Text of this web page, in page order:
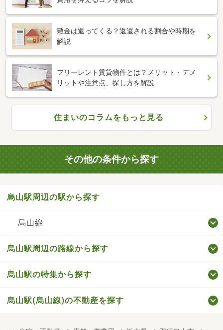
敷金は返ってくる？返還される割合や時期を
解説
フリーレント賃貸物件とは？メリット・デメ
リットや注意点、探し方を解説
住まいのコラムをもっと見る
その他の条件から探す
烏山駅周辺の駅から探す
烏山線
烏山駅周辺の路線から探す
烏山駅の特集から探す
烏山駅(烏山線)の不動産を探す